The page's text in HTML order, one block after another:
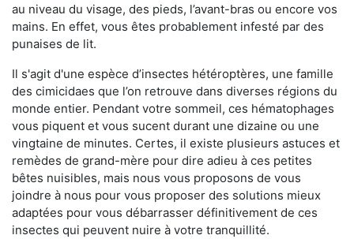
au niveau du visage, des pieds, l’avant-bras ou encore vos
mains. En effet, vous êtes probablement infesté par des
punaises de lit.
Il s'agit d'une espèce d’insectes hétéroptères, une famille
des cimicidaes que l’on retrouve dans diverses régions du
monde entier. Pendant votre sommeil, ces hématophages
vous piquent et vous sucent durant une dizaine ou une
vingtaine de minutes. Certes, il existe plusieurs astuces et
remèdes de grand-mère pour dire adieu à ces petites
bêtes nuisibles, mais nous vous proposons de vous
joindre à nous pour vous proposer des solutions mieux
adaptées pour vous débarrasser définitivement de ces
insectes qui peuvent nuire à votre tranquillité.